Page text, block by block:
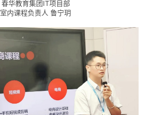
春华教育集团IT项目部
室内课程负责人 鲁宁玥